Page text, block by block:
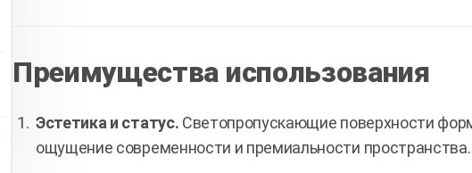
Преимущества использования
Эстетика и статус. Светопропускающие поверхности
ощущение современности и премиальности пространства.